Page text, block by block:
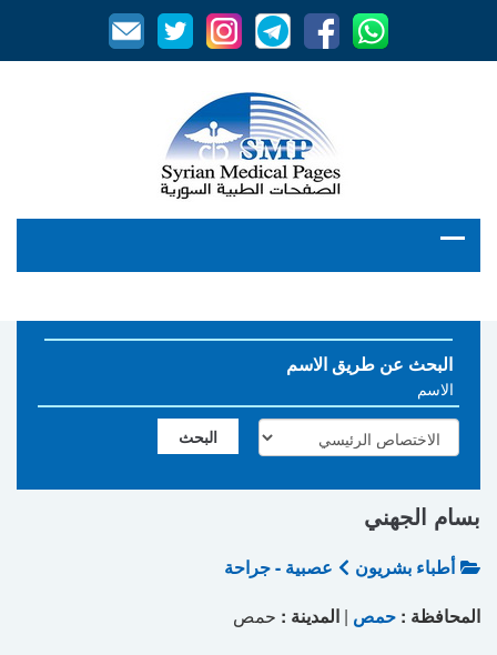
البحث عن طريق الاسم
بسام الجهني
أطباء بشريون
عصبية - جراحة
المحافظة : حمص | المدينة : حمص